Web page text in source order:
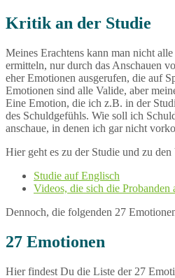
Kritik an der Studie
Meines Erachtens kann man nicht
ermitteln, nur durch das Anschauen
eher Emotionen ausgerufen, die auf
Emotionen sind alle Valide, aber
Eine Emotion, die ich z.B. in der
des Schuldgefühls. Wie soll ich
anschaue, in denen ich gar nicht
Hier geht es zu der Studie und zu den
Studie auf Englisch
Videos, die sich die Probanden
Dennoch, die folgenden 27
27 Emotionen
Hier findest Du die Liste der 27